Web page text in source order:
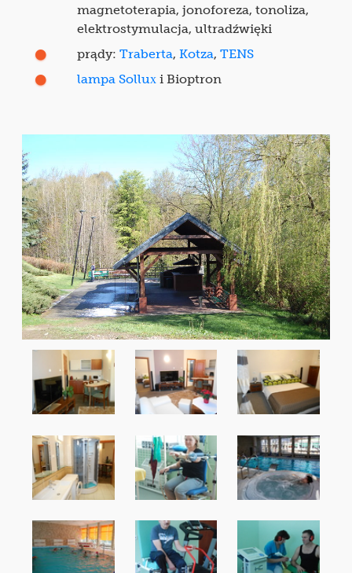
magnetoterapia, jonoforeza, tonoliza,
elektrostymulacja, ultradźwięki
prądy: Traberta, Kotza, TENS
lampa Sollux i Bioptron